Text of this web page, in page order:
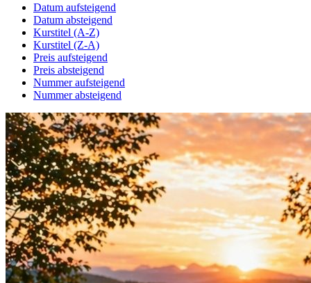
Datum aufsteigend
Datum absteigend
Kurstitel (A-Z)
Kurstitel (Z-A)
Preis aufsteigend
Preis absteigend
Nummer aufsteigend
Nummer absteigend